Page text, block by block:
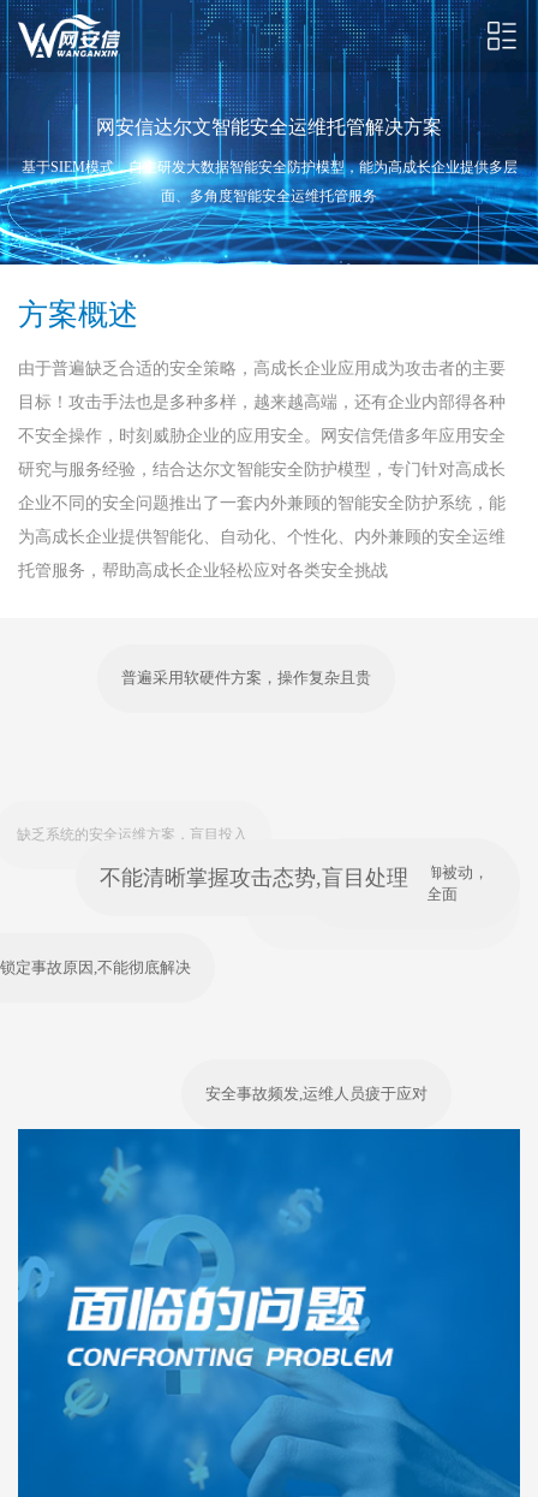
网安信达尔文智能安全运维托管解决方案
基于SIEM模式，自主研发大数据智能安全防护模型，能为高成长企业提供多层
面、多角度智能安全运维托管服务
方案概述
由于普遍缺乏合适的安全策略，高成长企业应用成为攻击者的主要
目标！攻击手法也是多种多样，越来越高端，还有企业内部得各种
不安全操作，时刻威胁企业的应用安全。网安信凭借多年应用安全
研究与服务经验，结合达尔文智能安全防护模型，专门针对高成长
企业不同的安全问题推出了一套内外兼顾的智能安全防护系统，能
为高成长企业提供智能化、自动化、个性化、内外兼顾的安全运维
托管服务，帮助高成长企业轻松应对各类安全挑战
普遍采用软硬件方案，操作复杂且贵
防护也不全面
安全事故频发,运维人员疲于应对
锁定事故原因,不能彻底解决
不能清晰掌握攻击态势,盲目处理